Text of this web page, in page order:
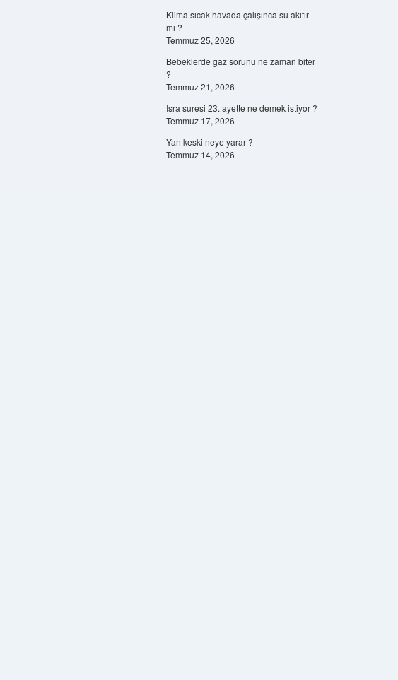
Klima sıcak havada çalışınca su akıtır
mı ?
Temmuz 25, 2026
Bebeklerde gaz sorunu ne zaman biter
?
Temmuz 21, 2026
Isra suresi 23. ayette ne demek istiyor ?
Temmuz 17, 2026
Yan keski neye yarar ?
Temmuz 14, 2026